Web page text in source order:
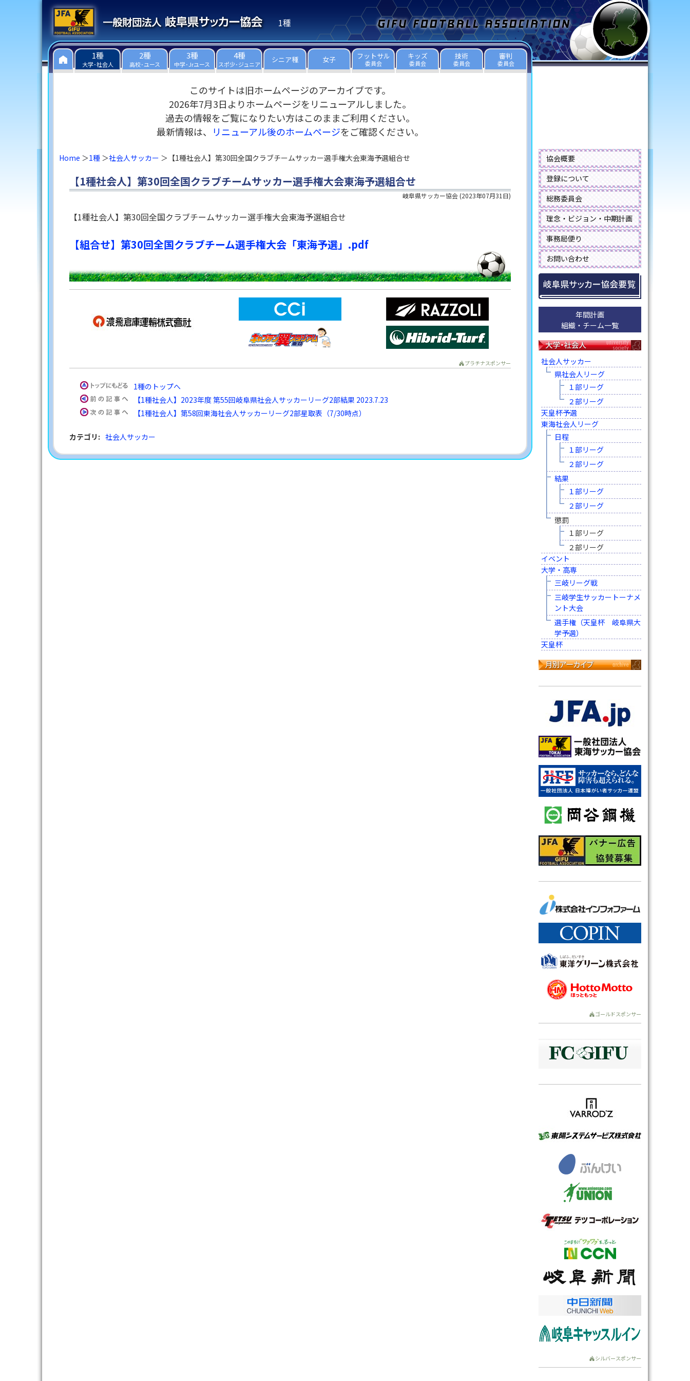
1種
1種
大学･社会人
2種
高校･ユース
3種
中学･Jrユース
4種
スポ少･ジュニア シニア種 女子 フットサル
委員会
キッズ
委員会
技術
委員会
審判
委員会
このサイトは旧ホームページのアーカイブです。
2026年7月3日よりホームページをリニューアルしました。
過去の情報をご覧になりたい方はこのままご利用ください。
最新情報は、
リニューアル後のホームページをご確認ください。
Home 1種 社会人サッカー 【1種社会人】第30回全国クラブチームサッカー選手権大会東海予選組合せ
【1種社会人】第30回全国クラブチームサッカー選手権大会東海予選組合せ
岐阜県サッカー協会 (2023年07月31日)
【1種社会人】第30回全国クラブチームサッカー選手権大会東海予選組合せ
【組合せ】第30回全国クラブチーム選手権大会「東海予選」.pdf
プラチナスポンサー
1種のトップへ
【1種社会人】2023年度 第55回岐阜県社会人サッカーリーグ2部結果 2023.7.23
【1種社会人】第58回東海社会人サッカーリーグ2部星取表（7/30時点）
カテゴリ : 社会人サッカー
協会概要
登録について
総務委員会
理念・ビジョン・中期計画
事務局便り
お問い合わせ
年間計画
組織・チーム一覧
社会人サッカー
県社会人リーグ
１部リーグ
２部リーグ
天皇杯予選
東海社会人リーグ
日程
１部リーグ
２部リーグ
結果
１部リーグ
２部リーグ
懲罰
１部リーグ
２部リーグ
イベント
大学・高専
三岐リーグ戦
三岐学生サッカートーナメ
ント大会
選手権（天皇杯 岐阜県大
学予選）
天皇杯
ゴールドスポンサー
シルバースポンサー